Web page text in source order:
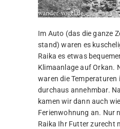
Im Auto (das die ganze
stand) waren es
Raika es etwas
Klimaanlage auf Orkan.
waren die Temperaturen
durchaus annehmbar.
kamen wir dann auch
Ferienwohnung an. Nur
Raika Ihr Futter zurecht